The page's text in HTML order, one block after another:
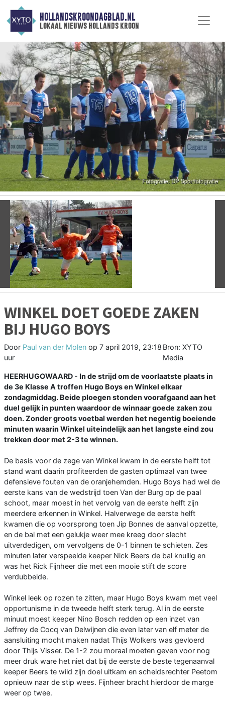
HOLLANDSKROONDAGBLAD.NL
lokaal nieuws hollands kroon
Vorige
WINKEL DOET GOEDE ZAKEN
BIJ HUGO BOYS
Door Paul van der Molen op 7 april 2019, 23:18
uur
Bron: XYTO
Media
HEERHUGOWAARD - In de strijd om de voorlaatste plaats in
de 3e Klasse A troffen Hugo Boys en Winkel elkaar
zondagmiddag. Beide ploegen stonden voorafgaand aan het
duel gelijk in punten waardoor de winnaar goede zaken zou
doen. Zonder groots voetbal werden het negentig boeiende
minuten waarin Winkel uiteindelijk aan het langste eind zou
trekken door met 2-3 te winnen.
De basis voor de zege van Winkel kwam in de eerste helft tot
stand want daarin profiteerden de gasten optimaal van twee
defensieve fouten van de oranjehemden. Hugo Boys had wel de
eerste kans van de wedstrijd toen Van der Burg op de paal
schoot, maar moest in het vervolg van de eerste helft zijn
meerdere erkennen in Winkel. Halverwege de eerste helft
kwamen die op voorsprong toen Jip Bonnes de aanval opzette,
en de bal met een gelukje weer mee kreeg door slecht
uitverdedigen, om vervolgens de 0-1 binnen te schieten. Zes
minuten later verspeelde keeper Nick Beers de bal knullig en
was het Rick Fijnheer die met een mooie stift de score
verdubbelde.
Winkel leek op rozen te zitten, maar Hugo Boys kwam met veel
opportunisme in de tweede helft sterk terug. Al in de eerste
minuut moest keeper Nino Bosch redden op een inzet van
Jeffrey de Cocq van Delwijnen die even later van elf meter de
aansluiting mocht maken nadat Thijs Wolkers was gevloerd
door Thijs Visser. De 1-2 zou moraal moeten geven voor nog
meer druk ware het niet dat bij de eerste de beste tegenaanval
keeper Beers te wild zijn doel uitkam en scheidsrechter Peetom
opnieuw naar de stip wees. Fijnheer bracht hierdoor de marge
weer op twee.